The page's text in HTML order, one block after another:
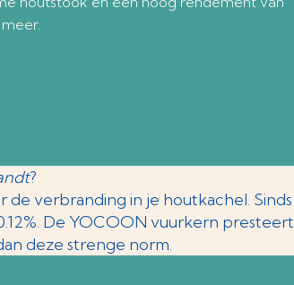
?
verbranding in je houtkachel. Sinds
De YOCOON vuurkern presteert
deze strenge norm.